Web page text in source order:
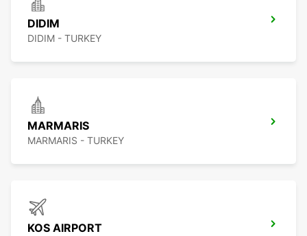
DIDIM
DIDIM - TURKEY
MARMARIS
MARMARIS - TURKEY
KOS AIRPORT